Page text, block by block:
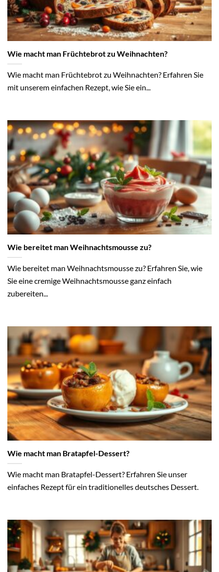
Wie macht man Früchtebrot zu Weihnachten?
Wie macht man Früchtebrot zu Weihnachten? Erfahren Sie
mit unserem einfachen Rezept, wie Sie ein...
Wie bereitet man Weihnachtsmousse zu?
Wie bereitet man Weihnachtsmousse zu? Erfahren Sie, wie
Sie eine cremige Weihnachtsmousse ganz einfach
zubereiten...
Wie macht man Bratapfel-Dessert?
Wie macht man Bratapfel-Dessert? Erfahren Sie unser
einfaches Rezept für ein traditionelles deutsches Dessert.